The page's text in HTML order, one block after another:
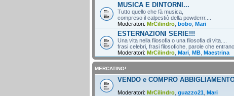
MUSICA E DINTORNI...
Tutto quello che fà musica,
compreso il calpestiò della powderrr....
Moderatori: MrCilindro bobo Mari
ESTERNAZIONI SERIE!!!
Una vita nella filosofia o una filosofia di vita....
frasi celebri, frasi filosofiche, parole che entrano
Moderatori: MrCilindro Mari MB Maestrina
MERCATINO!
VENDO e COMPRO
Moderatori: MrCilindro guazzo21 Mari